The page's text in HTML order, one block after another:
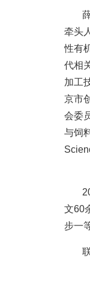
牵头
性有
代相
加工
京市
会委
与饲
文60
步一